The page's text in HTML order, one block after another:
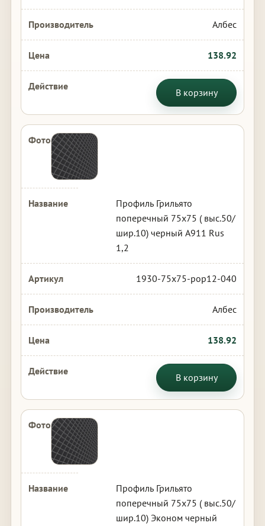
Албес
138.92
В корзину
Профиль Грильято
поперечный 75х75 ( выс.50/
шир.10) черный А911 Rus
1,2
1930-75x75-pop12-040
Албес
138.92
В корзину
Профиль Грильято
поперечный 75х75 ( выс.50/
шир.10) Эконом черный